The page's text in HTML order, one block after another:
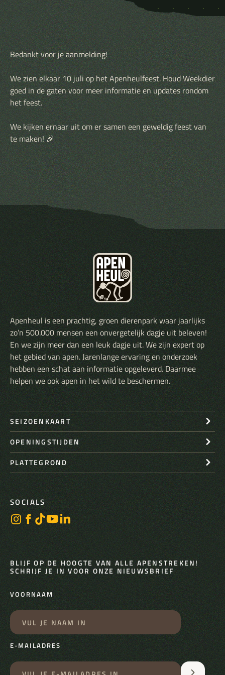
Bedankt voor je aanmelding!
We zien elkaar 10 juli op het Apenheulfeest. Houd Weekdier
goed in de gaten voor meer informatie en updates rondom
het feest.
We kijken ernaar uit om er samen een geweldig feest van
te maken! 🎉
Apenheul is een prachtig, groen dierenpark waar jaarlijks
zo’n 500.000 mensen een onvergetelijk dagje uit beleven!
En we zijn meer dan een leuk dagje uit. We zijn expert op
het gebied van apen. Jarenlange ervaring en onderzoek
hebben een schat aan informatie opgeleverd. Daarmee
helpen we ook apen in het wild te beschermen.
SEIZOENKAART
OPENINGSTIJDEN
PLATTEGROND
SOCIALS
BLIJF OP DE HOOGTE VAN ALLE APENSTREKEN!
SCHRIJF JE IN VOOR ONZE NIEUWSBRIEF
VOORNAAM
E-MAILADRES